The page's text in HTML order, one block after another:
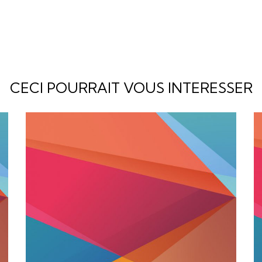
CECI POURRAIT VOUS INTERESSER